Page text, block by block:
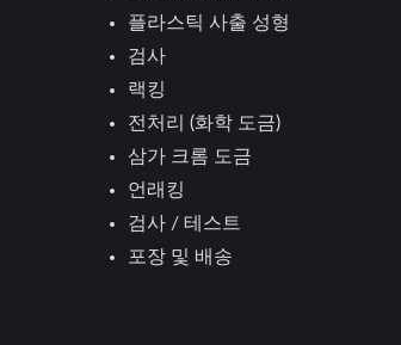
플라스틱 사출 성형
검사
랙킹
전처리 (화학 도금)
삼가 크롬 도금
언래킹
검사 / 테스트
포장 및 배송